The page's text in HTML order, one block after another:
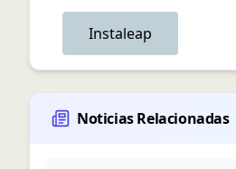
Instaleap
Noticias Relacionadas